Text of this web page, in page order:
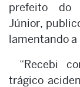
prefeito do
Júnior,
lamentando a
“Recebi
trágico